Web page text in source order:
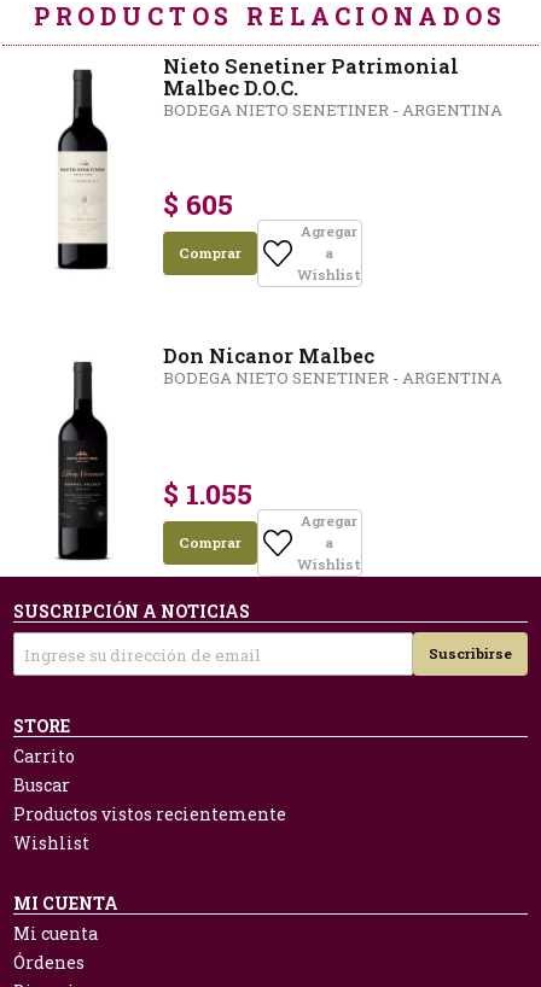
PRODUCTOS RELACIONADOS
Nieto Senetiner Patrimonial
Malbec D.O.C.
BODEGA NIETO SENETINER - ARGENTINA
$ 605
Comprar
Agregar
a
Wishlist
Don Nicanor Malbec
BODEGA NIETO SENETINER - ARGENTINA
$ 1.055
Comprar
Agregar
a
Wishlist
SUSCRIPCIÓN A NOTICIAS
Suscribirse
STORE
Carrito
Buscar
Productos vistos recientemente
Wishlist
MI CUENTA
Mi cuenta
Órdenes